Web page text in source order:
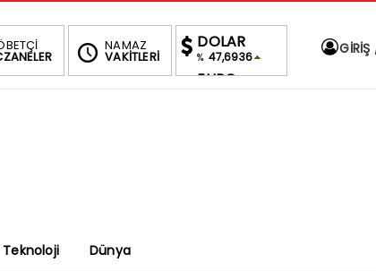
NAMAZ
VAKİTLERİ
DOLAR
% 47,6936
EURO
GİRİŞ
Teknoloji Dünya